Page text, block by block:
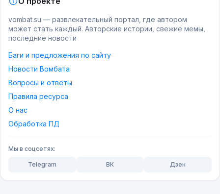
vombat.su — развлекательный портал, где автором
может стать каждый. Авторские истории, свежие мемы,
последние новости
Баги и предложения по сайту
Новости Вомбата
Вопросы и ответы
Правила ресурса
О нас
Обработка ПД
Мы в соцсетях:
Telegram ВК Дзен